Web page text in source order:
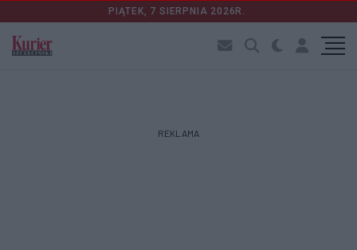
PIĄTEK, 7 SIERPNIA 2026R.
REKLAMA